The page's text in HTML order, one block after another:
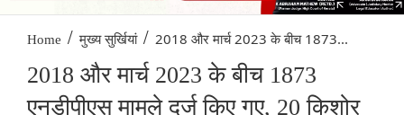
Home / मुख्य सुर्खियां / 2018 और मार्च 2023 के बीच 1873...
2018 और मार्च 2023 के बीच 1873
एनडीपीएस मामले दर्ज किए गए, 20 किशोर